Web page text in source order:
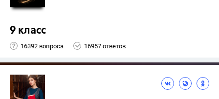
9 класс
16392 вопроса 16957 ответов